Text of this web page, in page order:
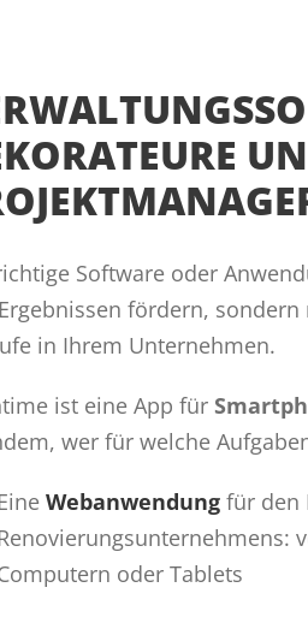
Software oder
fördern,
in Ihrem Unternehmen.
ist eine App für
wer für welche
Webanwendung für den
oder Tablets